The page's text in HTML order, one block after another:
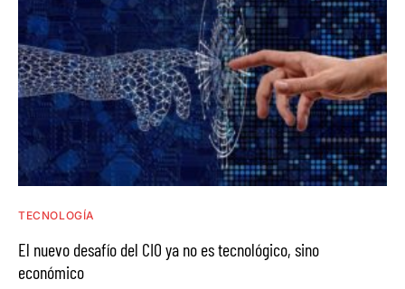
TECNOLOGÍA
El nuevo desafío del CIO ya no es tecnológico, sino
económico